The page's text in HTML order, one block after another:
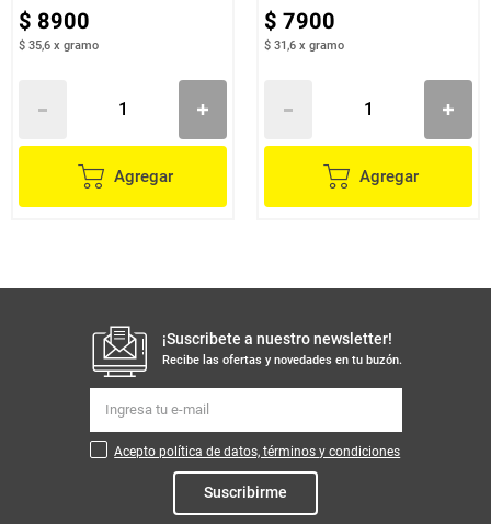
$ 8900
$ 35,6 x gramo
Agregar
$ 7900
$ 31,6 x gramo
Agregar
¡Suscribete a nuestro newsletter!
Recibe las ofertas y novedades en tu buzón.
Acepto política de datos, términos y condiciones
Suscribirme